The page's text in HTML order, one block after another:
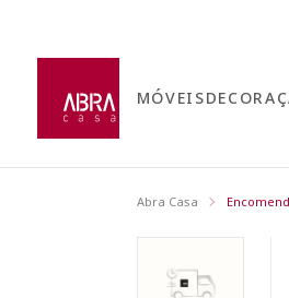
MÓVEIS
Abra Casa